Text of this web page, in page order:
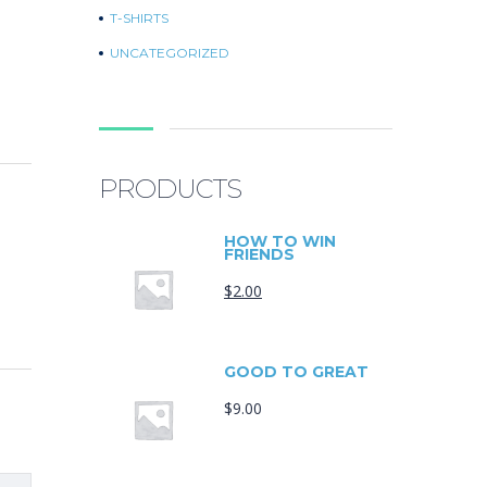
T-SHIRTS
UNCATEGORIZED
PRODUCTS
HOW TO WIN
FRIENDS
$2.00
GOOD TO GREAT
$9.00